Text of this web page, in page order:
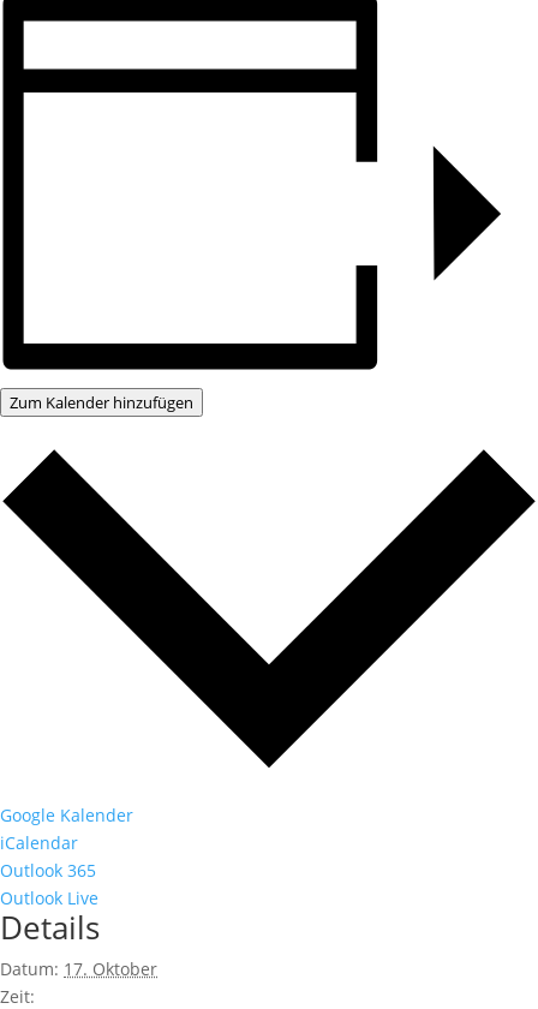
Zum Kalender hinzufügen
Google Kalender
iCalendar
Outlook 365
Outlook Live
Details
Datum: 17. Oktober
Zeit: